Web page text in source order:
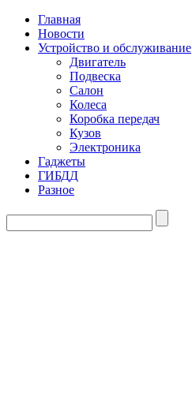
Главная
Новости
Устройство и обслуживание
Двигатель
Подвеска
Салон
Колеса
Коробка передач
Кузов
Электроника
Гаджеты
ГИБДД
Разное